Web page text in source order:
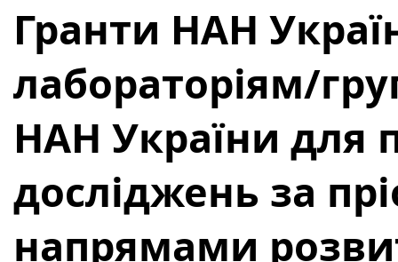
Гранти НАН
лабораторіям/
НАН України для
досліджень за
напрямами